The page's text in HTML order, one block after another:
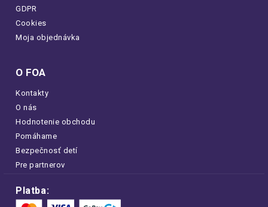
GDPR
Cookies
Moja objednávka
O FOA
Kontakty
O nás
Hodnotenie obchodu
Pomáhame
Bezpečnosť detí
Pre partnerov
Platba: